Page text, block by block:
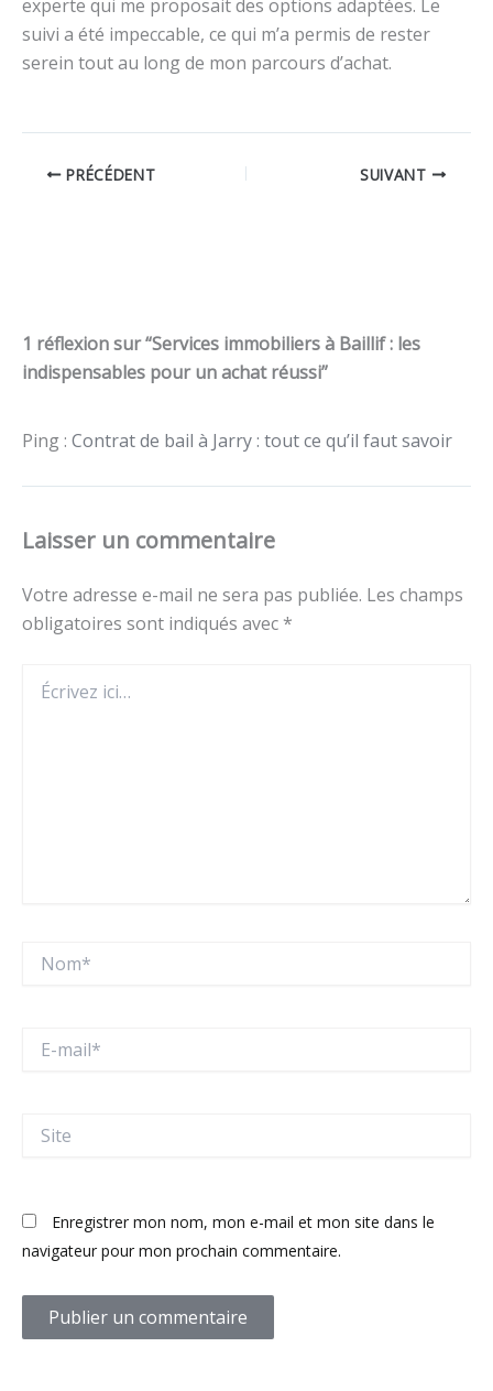
experte qui me proposait des options adaptées. Le
suivi a été impeccable, ce qui m’a permis de rester
serein tout au long de mon parcours d’achat.
PRÉCÉDENT SUIVANT
1 réflexion sur “Services immobiliers à Baillif : les
indispensables pour un achat réussi”
Ping : Contrat de bail à Jarry : tout ce qu’il faut savoir
Laisser un commentaire
Votre adresse e-mail ne sera pas publiée. Les champs
obligatoires sont indiqués avec *
ici…
mail*
Enregistrer mon nom, mon e-mail et mon site dans le
navigateur pour mon prochain commentaire.